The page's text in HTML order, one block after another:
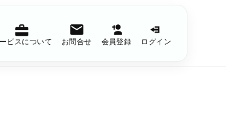
ビスについて お問合せ 会員登録 ログイン